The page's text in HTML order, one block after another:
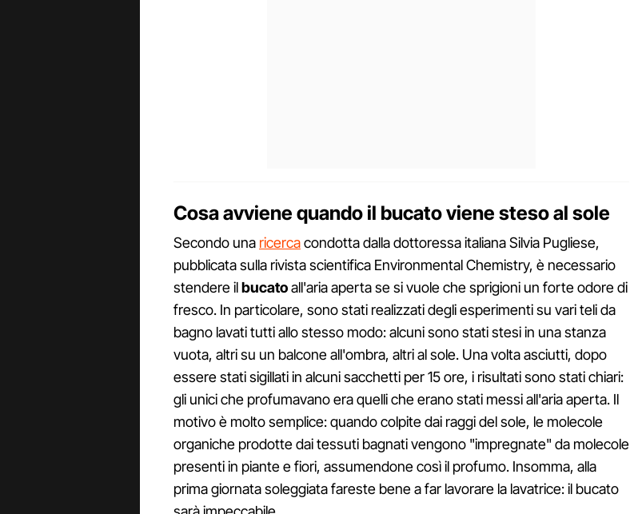
Cosa avviene quando il bucato viene steso al sole
Secondo una ricercacondotta dalla dottoressa italiana Silvia Pugliese,
pubblicata sulla rivista scientifica Environmental Chemistry, è necessario
stendere ilbucatoall'aria aperta se si vuole che sprigioni un forte odore di
fresco. In particolare, sono stati realizzati degli esperimenti su vari teli da
bagno lavati tutti allo stesso modo: alcuni sono stati stesi in una stanza
vuota, altri su un balcone all'ombra, altri al sole. Una volta asciutti, dopo
essere stati sigillati in alcuni sacchetti per 15 ore, i risultati sono stati chiari:
gli unici che profumavano era quelli che erano stati messi all'aria aperta. Il
motivo è molto semplice: quando colpite dai raggi del sole, le molecole
organiche prodotte dai tessuti bagnati vengono "impregnate" da molecole
presenti in piante e fiori, assumendone così il profumo. Insomma, alla
prima giornata soleggiata fareste bene a far lavorare la lavatrice: il bucato